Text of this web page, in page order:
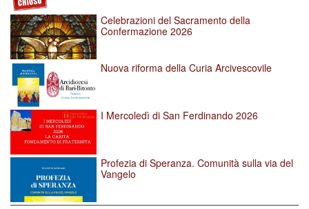
Celebrazioni del Sacramento della
Confermazione 2026
Nuova riforma della Curia Arcivescovile
I Mercoledì di San Ferdinando 2026
Profezia di Speranza. Comunità sulla via del
Vangelo